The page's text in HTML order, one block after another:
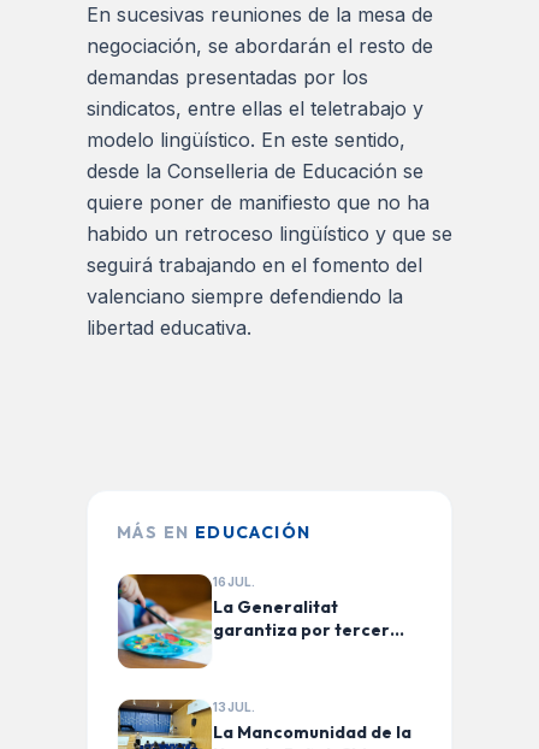
En sucesivas reuniones de la mesa de
negociación, se abordarán el resto de
demandas presentadas por los
sindicatos, entre ellas el teletrabajo y
modelo lingüístico. En este sentido,
desde la Conselleria de Educación se
quiere poner de manifiesto que no ha
habido un retroceso lingüístico y que se
seguirá trabajando en el fomento del
valenciano siempre defendiendo la
libertad educativa.
MÁS EN EDUCACIÓN
16 JUL.
La Generalitat
garantiza por tercer
educación de 0 a 3 años
millones de euros
13 JUL.
La Mancomunidad de la